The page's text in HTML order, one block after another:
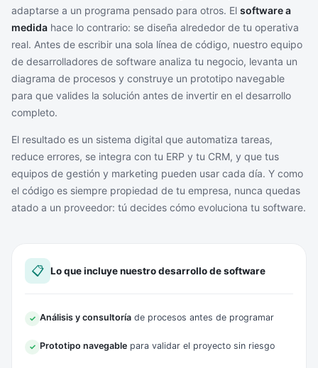
adaptarse a un programa pensado para otros. El software a
medida hace lo contrario: se diseña alrededor de tu operativa
real. Antes de escribir una sola línea de código, nuestro equipo
de desarrolladores de software analiza tu negocio, levanta un
diagrama de procesos y construye un prototipo navegable
para que valides la solución antes de invertir en el desarrollo
completo.
El resultado es un sistema digital que automatiza tareas,
reduce errores, se integra con tu ERP y tu CRM, y que tus
equipos de gestión y marketing pueden usar cada día. Y como
el código es siempre propiedad de tu empresa, nunca quedas
atado a un proveedor: tú decides cómo evoluciona tu software.
📋 Lo que incluye nuestro desarrollo de software
✓ Análisis y consultoría de procesos antes de programar
✓ Prototipo navegable para validar el proyecto sin riesgo